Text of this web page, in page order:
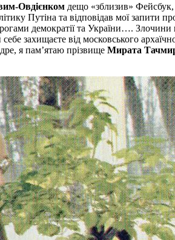
Овдієнком дещо «зблизив» Фейсбук,
Путіна та відповідав мої
демократії та України….
захищаєте від московського
я пам’ятаю прізвище Мирата